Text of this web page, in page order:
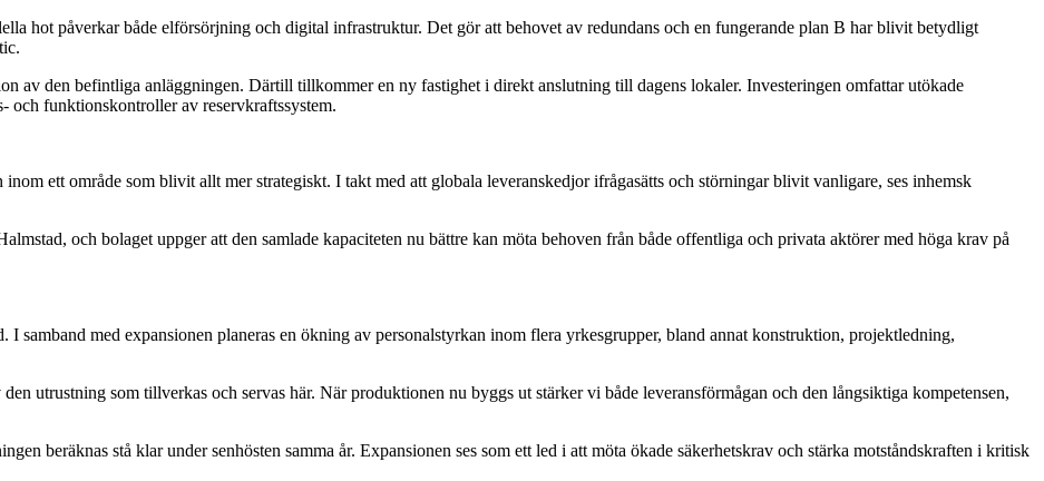
hot påverkar både elförsörjning och digital infrastruktur. Det gör att behovet av redundans och en fungerande plan B har blivit betydligt
av den befintliga anläggningen. Därtill tillkommer en ny fastighet i direkt anslutning till dagens lokaler. Investeringen omfattar utökade
och funktionskontroller av reservkraftssystem.
ett område som blivit allt mer strategiskt. I takt med att globala leveranskedjor ifrågasätts och störningar blivit vanligare, ses inhemsk
och bolaget uppger att den samlade kapaciteten nu bättre kan möta behoven från både offentliga och privata aktörer med höga krav på
samband med expansionen planeras en ökning av personalstyrkan inom flera yrkesgrupper, bland annat konstruktion, projektledning,
utrustning som tillverkas och servas här. När produktionen nu byggs ut stärker vi både leveransförmågan och den långsiktiga kompetensen,
beräknas stå klar under senhösten samma år. Expansionen ses som ett led i att möta ökade säkerhetskrav och stärka motståndskraften i kritisk